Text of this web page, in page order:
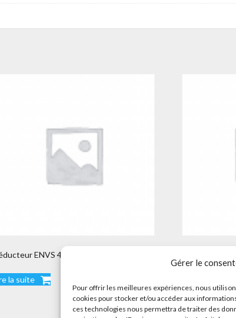
Gérer le
Pour offrir les meilleures expériences, nous
cookies pour stocker et/ou accéder aux
ces technologies nous permettra de traiter des
ENVS 400
la suite